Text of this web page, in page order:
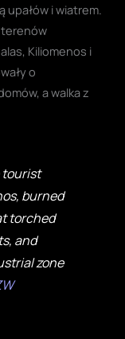
i wiatrem.
terenów
Kiliomenos i
o
a walka z
tourist
burned
torched
and
zone